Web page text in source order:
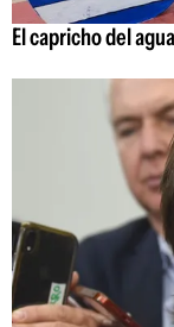
El capricho del agua